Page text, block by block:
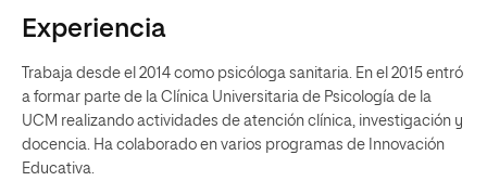
Experiencia
Trabaja desde el 2014 como psicóloga sanitaria. En el 2015 entró
a formar parte de la Clínica Universitaria de Psicología de la
UCM realizando actividades de atención clínica, investigación y
docencia. Ha colaborado en varios programas de Innovación
Educativa.